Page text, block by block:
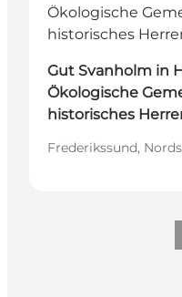
Gut Svanholm in
Ökologische
historisches
Frederikssund,